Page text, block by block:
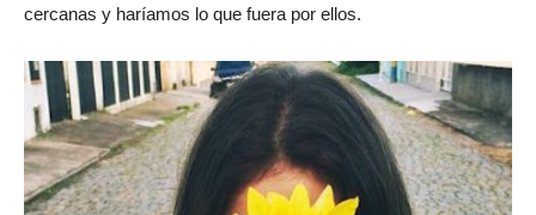
cercanas y haríamos lo que fuera por ellos.